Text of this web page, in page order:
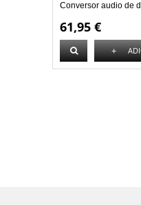
Conversor audio de
61,95 €
+